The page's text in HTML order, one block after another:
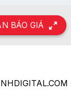
BÁO GIÁ